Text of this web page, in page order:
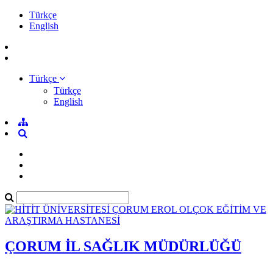
Türkçe
English
Türkçe
Türkçe
English
ÇORUM İL SAĞLIK MÜDÜRLÜĞÜ